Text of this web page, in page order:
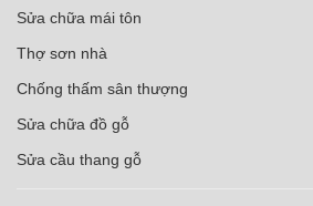
Sửa chữa mái tôn
Thợ sơn nhà
Chống thấm sân thượng
Sửa chữa đồ gỗ
Sửa cầu thang gỗ